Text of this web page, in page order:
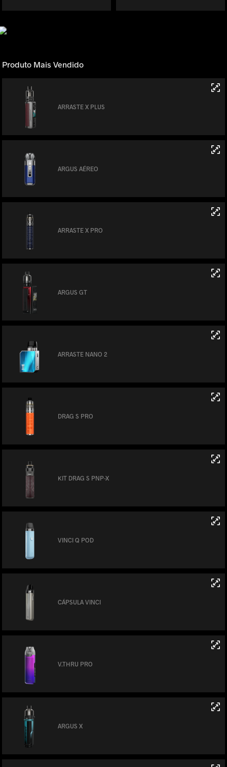
Produto Mais Vendido
ARRASTE X PLUS
ARGUS AÉREO
ARRASTE X PRO
ARGUS GT
ARRASTE NANO 2
DRAG S PRO
KIT DRAG S PNP-X
VINCI Q POD
CÁPSULA VINCI
V.THRU PRO
ARGUS X